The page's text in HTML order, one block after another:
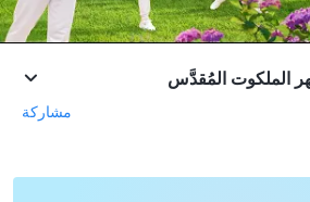
الملكوت المُقدَّس
مشاركة